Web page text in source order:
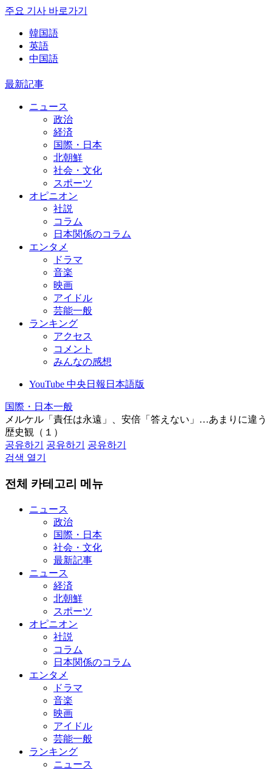
주요 기사 바로가기
韓国語
英語
中国語
最新記事
ニュース
政治
経済
国際・日本
北朝鮮
社会・文化
スポーツ
オピニオン
社説
コラム
日本関係のコラム
エンタメ
ドラマ
音楽
映画
アイドル
芸能一般
ランキング
アクセス
コメント
みんなの感想
YouTube 中央日報日本語版
国際・日本一般
メルケル「責任は永遠」、安倍「答えない」…あまりに違う
歴史観（１）
공유하기
공유하기
공유하기
검색 열기
전체 카테고리 메뉴
ニュース
政治
国際・日本
社会・文化
最新記事
ニュース
経済
北朝鮮
スポーツ
オピニオン
社説
コラム
日本関係のコラム
エンタメ
ドラマ
音楽
映画
アイドル
芸能一般
ランキング
ニュース